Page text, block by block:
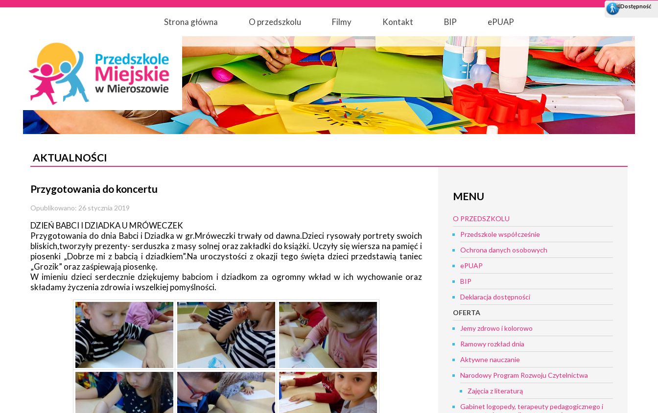
Strona główna O przedszkolu Filmy Kontakt BIP ePUAP
AKTUALNOŚCI
MENU
O PRZEDSZKOLU
Przedszkole współcześnie
Ochrona danych osobowych
ePUAP
BIP
Deklaracja dostępności
OFERTA
Jemy zdrowo i kolorowo
Ramowy rozkład dnia
Aktywne nauczanie
Narodowy Program Rozwoju Czytelnictwa
Zajęcia z literaturą
Gabinet logopedy, terapeuty pedagogicznego i
Przygotowania do koncertu
Opublikowano: 26 stycznia 2019
DZIEŃ BABCI I DZIADKA U MRÓWECZEK
Przygotowania do dnia Babci i Dziadka w gr.Mróweczki trwały od dawna.Dzieci rysowały portrety swoich
bliskich,tworzyły prezenty- serduszka z masy solnej oraz zakładki do książki. Uczyły się wiersza na pamięć i
piosenki „Dobrze mi z babcią i dziadkiem”.Na uroczystości z okazji tego święta dzieci przedstawią taniec
„Grozik” oraz zaśpiewają piosenkę.
W imieniu dzieci serdecznie dziękujemy babciom i dziadkom za ogromny wkład w ich wychowanie oraz
składamy życzenia zdrowia i wszelkiej pomyślności.